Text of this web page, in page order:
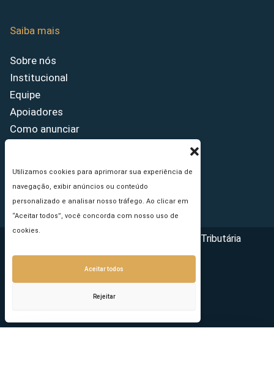
Utilizamos cookies para aprimorar sua experiência de
navegação, exibir anúncios ou conteúdo
personalizado e analisar nosso tráfego. Ao clicar em
“Aceitar todos”, você concorda com nosso uso de
cookies.
Aceitar todos
Rejeitar
Saiba mais
Sobre nós
Institucional
Equipe
Apoiadores
Como anunciar
Princípios Editoriais
Copyright © 2026 - Portal da Reforma Tributária